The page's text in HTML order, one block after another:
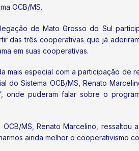
OCB/MS.
de Mato Grosso do Sul
das três cooperativas que já
em suas cooperativas.
mais especial com a participação
Sistema OCB/MS, Renato
onde puderam falar sobre o
MS, Renato Marcelino,
ainda melhor o cooperativismo